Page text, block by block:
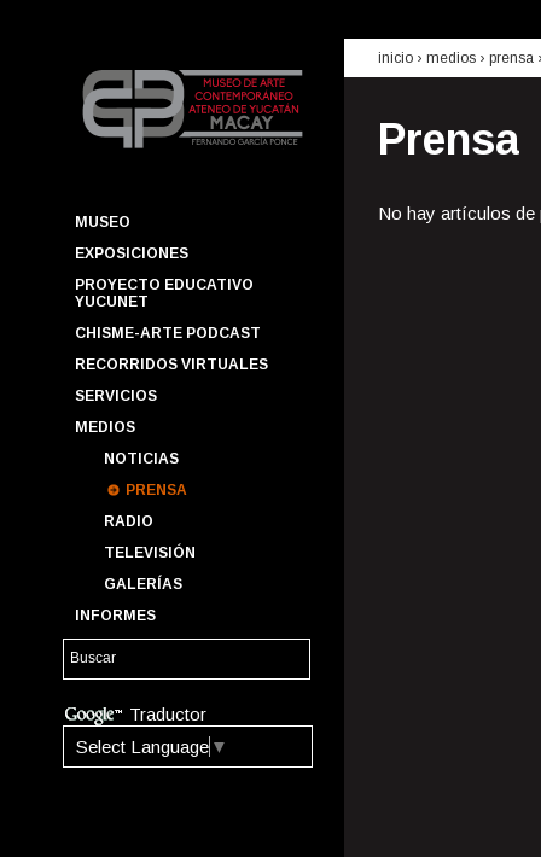
MUSEO
EXPOSICIONES
PROYECTO EDUCATIVO
YUCUNET
CHISME-ARTE PODCAST
RECORRIDOS VIRTUALES
SERVICIOS
MEDIOS
NOTICIAS
PRENSA
RADIO
TELEVISIÓN
GALERÍAS
INFORMES
Traductor
Select Language ▼
inicio › medios › prensa
Prensa
No hay artículos de